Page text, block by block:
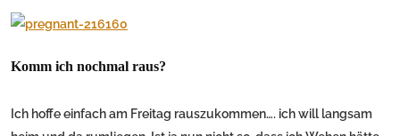
Komm ich nochmal raus?
Ich hoffe einfach am Freitag rauszukommen…. ich will langsam